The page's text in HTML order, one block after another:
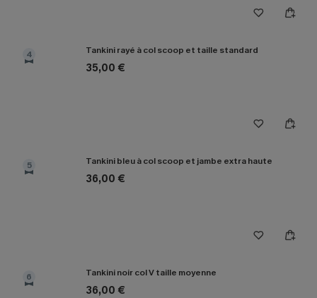
4 Tankini rayé à col scoop et taille standard
35,00 €
5 Tankini bleu à col scoop et jambe extra haute
36,00 €
6 Tankini noir col V taille moyenne
36,00 €